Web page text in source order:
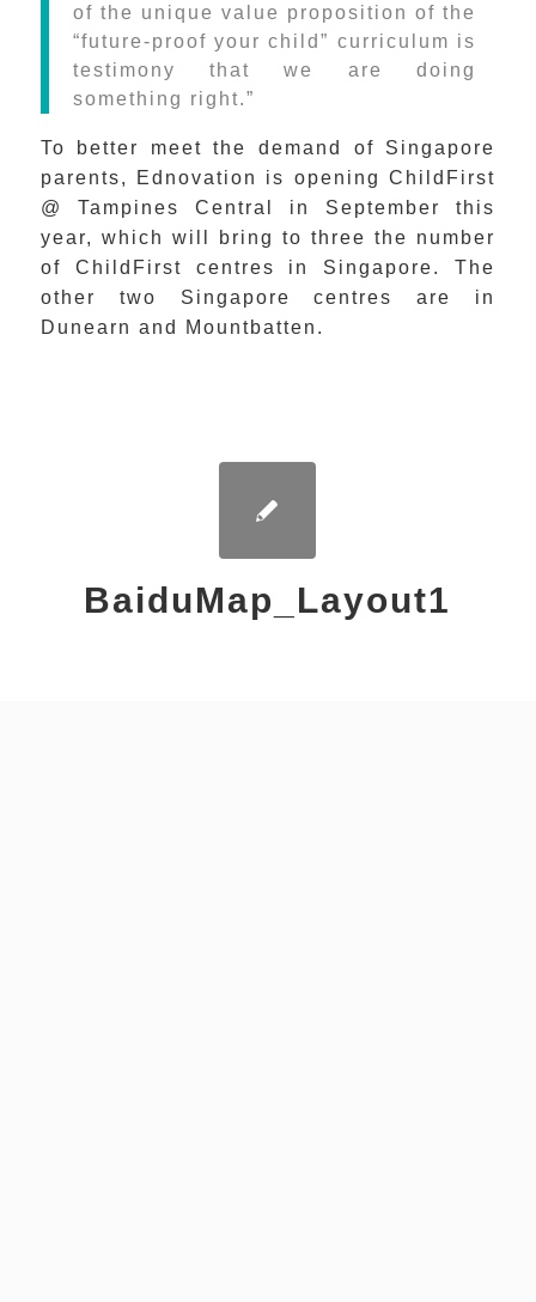
of the unique value proposition of the
“future-proof your child” curriculum is
testimony that we are doing
something right.”
To better meet the demand of Singapore
parents, Ednovation is opening ChildFirst
@ Tampines Central in September this
year, which will bring to three the number
of ChildFirst centres in Singapore. The
other two Singapore centres are in
Dunearn and Mountbatten.
BaiduMap_Layout1